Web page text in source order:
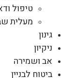
טיפול
מעלית
גינון
ניקיון
אב ושמירה
ביטוח לבניין